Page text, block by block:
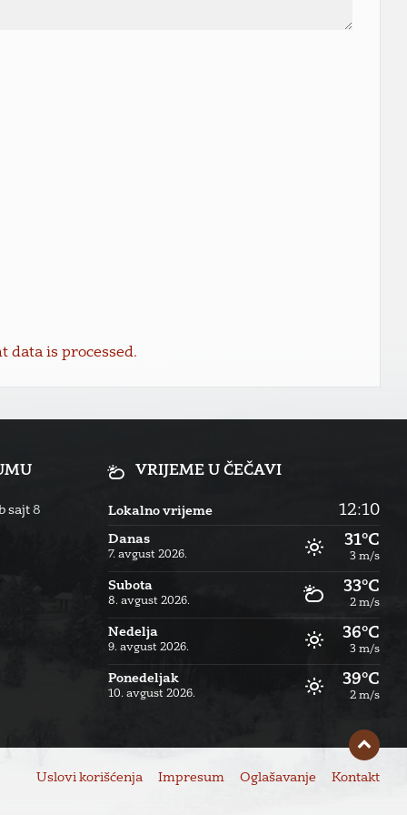
data is processed.
sajt 8
VRIJEME U ČEČAVI
Lokalno vrijeme 12:10
Danas
7. avgust 2026.
31°C
3 m/s
Subota
8. avgust 2026.
33°C
2 m/s
Nedelja
9. avgust 2026.
36°C
3 m/s
Ponedeljak
10. avgust 2026.
39°C
2 m/s
Uslovi korišćenja Impresum Oglašavanje Kontakt